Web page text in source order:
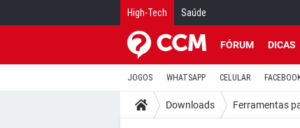
High-Tech Saúde
FÓRUM DICAS
JOGOS WHATSAPP CELULAR
Downloads Ferramentas